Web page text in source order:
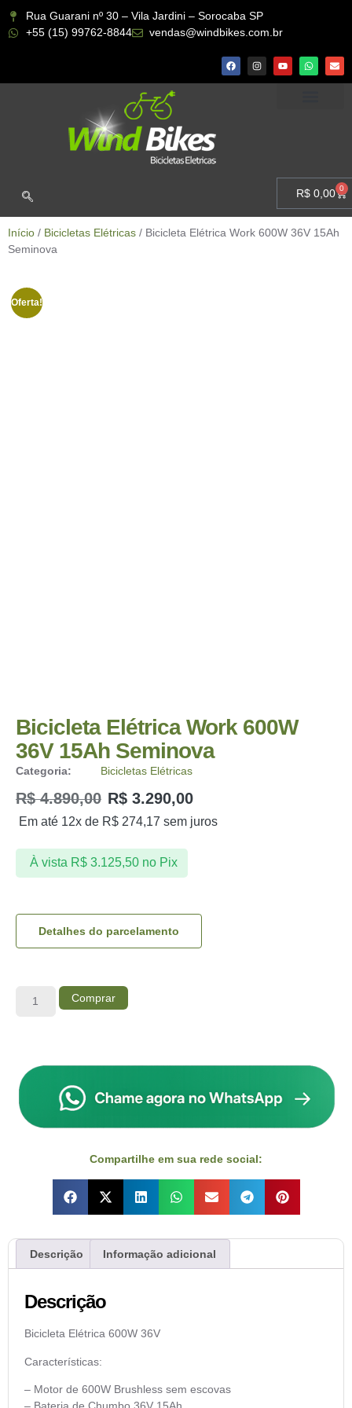
Rua Guarani nº 30 – Vila Jardini – Sorocaba SP
+55 (15) 99762-8844
vendas@windbikes.com.br
R$ 0,00 0
Início / Bicicletas Elétricas / Bicicleta Elétrica Work 600W 36V 15Ah
Seminova
Oferta!
Bicicleta Elétrica Work 600W
36V 15Ah Seminova
Categoria: Bicicletas Elétricas
R$4.890,00 R$ 3.290,00
Em até 12x de R$ 274,17 sem juros
À vista R$3.125,50 no Pix
Detalhes do parcelamento
Comprar
Compartilhe em sua rede social:
Descrição Informação adicional
Descrição
Bicicleta Elétrica 600W 36V
Características:
– Motor de 600W Brushless sem escovas